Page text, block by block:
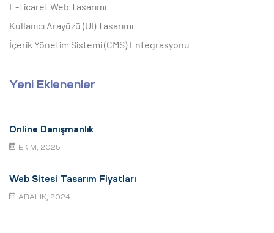
E-Ticaret Web Tasarımı
Kullanıcı Arayüzü (UI) Tasarımı
İçerik Yönetim Sistemi (CMS) Entegrasyonu
Yeni Eklenenler
Online Danışmanlık
EKIM, 2025
Web Sitesi Tasarım Fiyatları
ARALIK, 2024